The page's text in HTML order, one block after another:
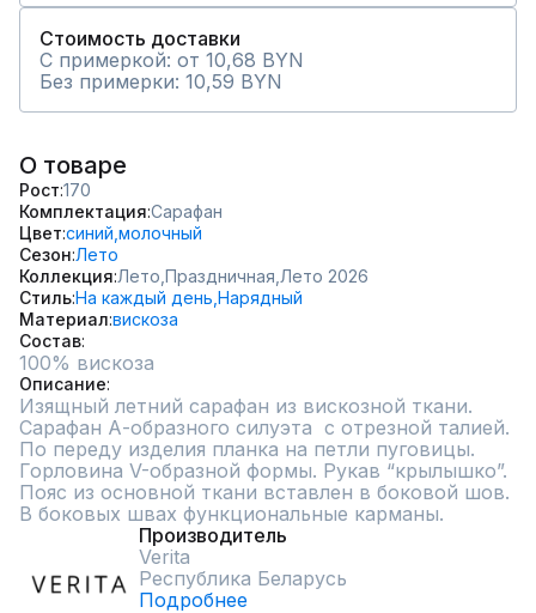
Стоимость доставки
С примеркой: от 10,68 BYN
Без примерки: 10,59 BYN
О товаре
Рост 170
Комплектация Сарафан
Цвет синий, молочный
Сезон Лето
Коллекция Лето, Праздничная, Лето 2026
СтильНа каждый день, Нарядный
Материал вискоза
Состав
100% вискоза
Описание
Изящный летний сарафан из вискозной ткани.
Сарафан А-образного силуэта  с отрезной талией.
По переду изделия планка на петли пуговицы.
Горловина V-образной формы. Рукав “крылышко”.
Пояс из основной ткани вставлен в боковой шов.
В боковых швах функциональные карманы.
Производитель
Verita
Республика Беларусь
Подробнее